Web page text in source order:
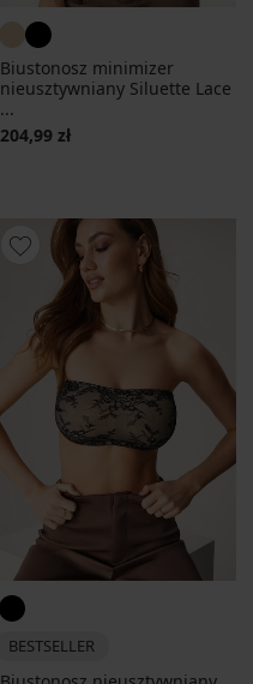
Biustonosz minimizer
nieusztywniany Siluette Lace
...
204,99 zł
BESTSELLER